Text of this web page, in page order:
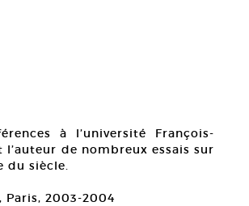
à l’université François-
de nombreux essais sur
du siècle.
Paris, 2003-2004